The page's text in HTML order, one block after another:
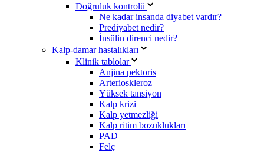
Doğruluk kontrolü
Ne kadar insanda diyabet vardır?
Prediyabet nedir?
İnsülin direnci nedir?
Kalp-damar hastalıkları
Klinik tablolar
Anjina pektoris
Arterioskleroz
Yüksek tansiyon
Kalp krizi
Kalp yetmezliği
Kalp ritim bozuklukları
PAD
Felç